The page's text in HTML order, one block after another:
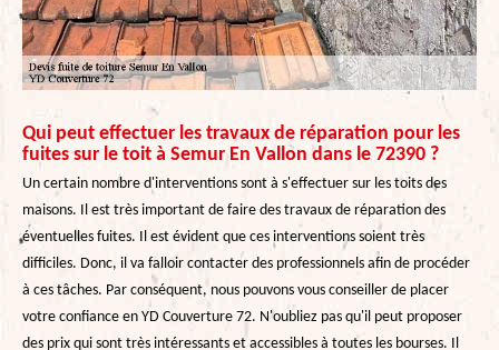
Qui peut effectuer les travaux de réparation pour les
fuites sur le toit à Semur En Vallon dans le 72390 ?
Un certain nombre d'interventions sont à s'effectuer sur les toits des
maisons. Il est très important de faire des travaux de réparation des
éventuelles fuites. Il est évident que ces interventions soient très
difficiles. Donc, il va falloir contacter des professionnels afin de procéder
à ces tâches. Par conséquent, nous pouvons vous conseiller de placer
votre confiance en YD Couverture 72. N'oubliez pas qu'il peut proposer
des prix qui sont très intéressants et accessibles à toutes les bourses. Il